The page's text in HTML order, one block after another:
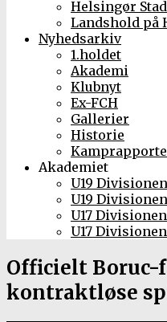
Helsingør
Landshold på
Nyhedsarkiv
1.holdet
Akademi
Klubnyt
Ex-FCH
Gallerier
Historie
Akademiet
U19
U19
U17
U17
Officielt Boruc-
kontraktløse